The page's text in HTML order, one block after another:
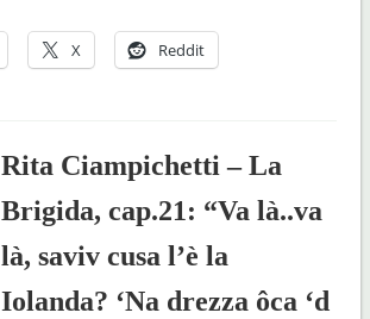
X Reddit
Rita Ciampichetti – La
Brigida, cap.21: “Va là..va
là, saviv cusa l’è la
Iolanda? ‘Na drezza ôca ‘d